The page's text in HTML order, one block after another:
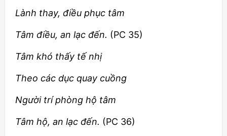
Lành thay, điều phục tâm
Tâm điều, an lạc đến. (PC 35)
Tâm khó thấy tế nhị
Theo các dục quay cuồng
Người trí phòng hộ tâm
Tâm hộ, an lạc đến. (PC 36)